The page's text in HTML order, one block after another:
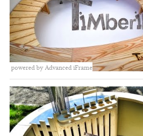
powered by Advanced iFrame